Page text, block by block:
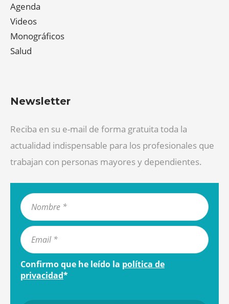
Agenda
Videos
Monográficos
Salud
Newsletter
Reciba en su e-mail de forma gratuita toda la
actualidad indispensable para los profesionales que
trabajan con personas mayores y dependientes.
Confirmo que he leído la política de
privacidad*